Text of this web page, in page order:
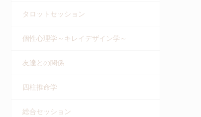
タロットセッション
個性心理学～キレイデザイン学～
友達との関係
四柱推命学
総合セッション